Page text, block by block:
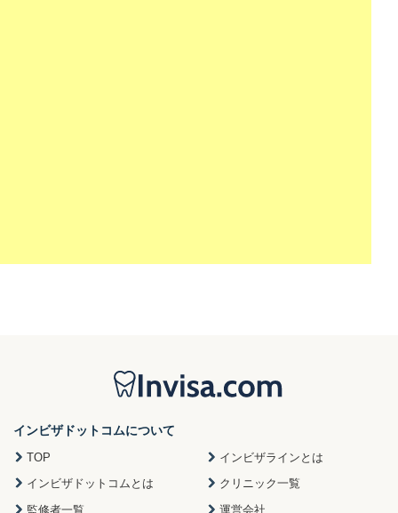
インビザドットコムについて
TOP
インビザラインとは
インビザドットコムとは
クリニック一覧
監修者一覧
運営会社